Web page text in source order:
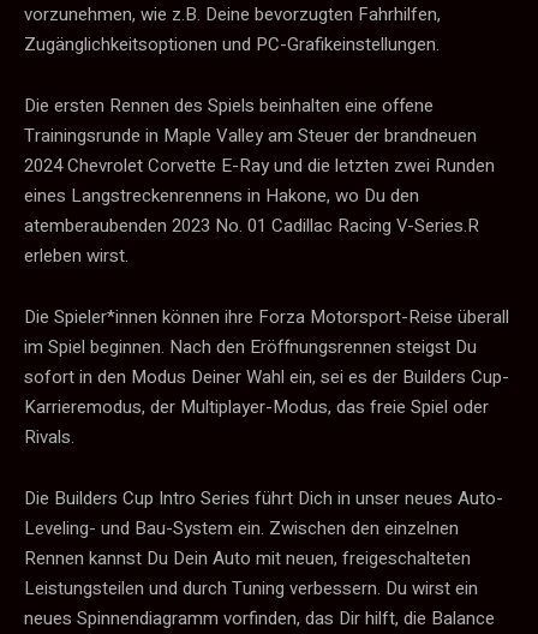
vorzunehmen, wie z.B. Deine bevorzugten Fahrhilfen,
Zugänglichkeitsoptionen und PC-Grafikeinstellungen.
Die ersten Rennen des Spiels beinhalten eine offene
Trainingsrunde in Maple Valley am Steuer der brandneuen
2024 Chevrolet Corvette E-Ray und die letzten zwei Runden
eines Langstreckenrennens in Hakone, wo Du den
atemberaubenden 2023 No. 01 Cadillac Racing V-Series.R
erleben wirst.
Die Spieler*innen können ihre Forza Motorsport-Reise überall
im Spiel beginnen. Nach den Eröffnungsrennen steigst Du
sofort in den Modus Deiner Wahl ein, sei es der Builders Cup-
Karrieremodus, der Multiplayer-Modus, das freie Spiel oder
Rivals.
Die Builders Cup Intro Series führt Dich in unser neues Auto-
Leveling- und Bau-System ein. Zwischen den einzelnen
Rennen kannst Du Dein Auto mit neuen, freigeschalteten
Leistungsteilen und durch Tuning verbessern. Du wirst ein
neues Spinnendiagramm vorfinden, das Dir hilft, die Balance